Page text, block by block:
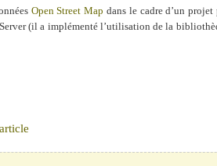
Open Street Map dans le cadre d’un projet
(il a implémenté l’utilisation de la